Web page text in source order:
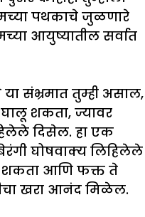
पथकाचे जुळणारे
आयुष्यातील सर्वात
संभ्रमात तुम्ही असाल,
घालू शकता, ज्यावर
दिसेल. हा एक
घोषवाक्य लिहिलेले
शकता आणि फक्त ते
खरा आनंद मिळेल.